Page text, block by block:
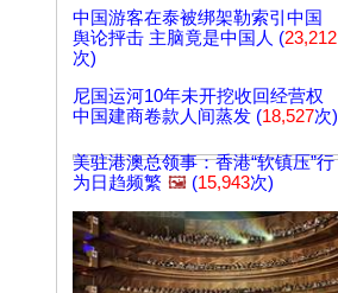
中国游客在泰被绑架勒索引中国
舆论抨击 主脑竟是中国人 (23,212
次)
尼国运河10年未开挖收回经营权
中国建商卷款人间蒸发 (18,527次)
美驻港澳总领事：香港“软镇压”行
为日趋频繁 🖼️ (15,943次)